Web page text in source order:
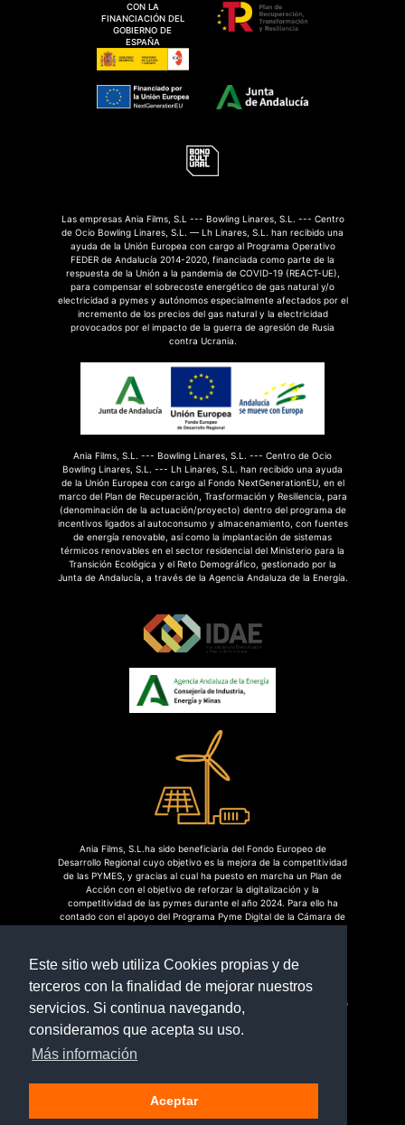
Este sitio web utiliza Cookies propias y de
terceros con la finalidad de mejorar nuestros
servicios. Si continua navegando,
consideramos que acepta su uso.
Más información
Aceptar
CON LA
FINANCIACIÓN DEL
GOBIERNO DE
ESPAÑA
Las empresas Ania Films, S.L --- Bowling Linares, S.L. --- Centro
de Ocio Bowling Linares, S.L. — Lh Linares, S.L. han recibido una
ayuda de la Unión Europea con cargo al Programa Operativo
FEDER de Andalucía 2014-2020, financiada como parte de la
respuesta de la Unión a la pandemia de COVID-19 (REACT-UE),
para compensar el sobrecoste energético de gas natural y/o
electricidad a pymes y autónomos especialmente afectados por el
incremento de los precios del gas natural y la electricidad
provocados por el impacto de la guerra de agresión de Rusia
contra Ucrania.
Ania Films, S.L. --- Bowling Linares, S.L. --- Centro de Ocio
Bowling Linares, S.L. --- Lh Linares, S.L. han recibido una ayuda
de la Unión Europea con cargo al Fondo NextGenerationEU, en el
marco del Plan de Recuperación, Trasformación y Resiliencia, para
(denominación de la actuación/proyecto) dentro del programa de
incentivos ligados al autoconsumo y almacenamiento, con fuentes
de energía renovable, así como la implantación de sistemas
térmicos renovables en el sector residencial del Ministerio para la
Transición Ecológica y el Reto Demográfico, gestionado por la
Junta de Andalucía, a través de la Agencia Andaluza de la Energía.
Ania Films, S.L.ha sido beneficiaria del Fondo Europeo de
Desarrollo Regional cuyo objetivo es la mejora de la competitividad
de las PYMES, y gracias al cual ha puesto en marcha un Plan de
Acción con el objetivo de reforzar la digitalización y la
competitividad de las pymes durante el año 2024. Para ello ha
contado con el apoyo del Programa Pyme Digital de la Cámara de
Centro de Ocio Bowling Linares, S.L. ha sido beneficiaria del Fondo
Europeo de Desarrollo Regional cuyo objetivo es la mejora de la
competitividad de las PYMES, y gracias al cual ha puesto en
digitalización y la competitividad de las pymes durante el año
Digital de la Cámara de Comercio de Linares.#EuropaSeSiente